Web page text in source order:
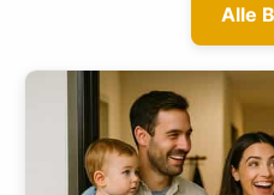
Alle